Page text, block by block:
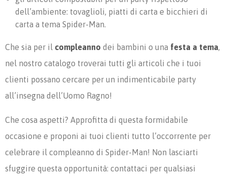
dell’ambiente: tovaglioli, piatti di carta e bicchieri di
carta a tema Spider-Man.
Che sia per il compleanno dei bambini o una festa a tema,
nel nostro catalogo troverai tutti gli articoli che i tuoi
clienti possano cercare per un indimenticabile party
all’insegna dell’Uomo Ragno!
Che cosa aspetti? Approfitta di questa formidabile
occasione e proponi ai tuoi clienti tutto l’occorrente per
celebrare il compleanno di Spider-Man! Non lasciarti
sfuggire questa opportunità: contattaci per qualsiasi